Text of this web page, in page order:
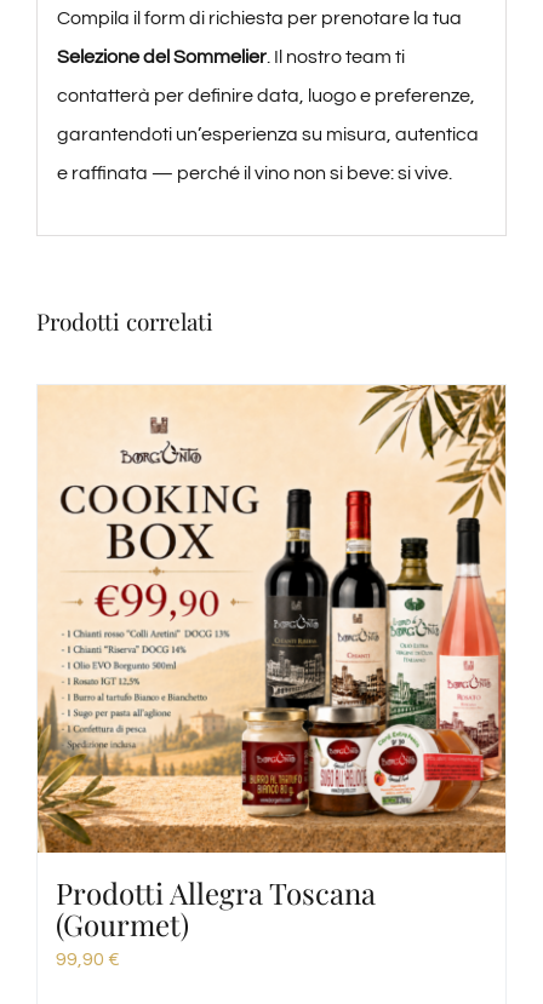
Compila il form di richiesta per prenotare la tua
Selezione del Sommelier. Il nostro team ti
contatterà per definire data, luogo e preferenze,
garantendoti un’esperienza su misura, autentica
e raffinata — perché il vino non si beve: si vive.
Prodotti correlati
Prodotti Allegra Toscana
(Gourmet)
99,90 €